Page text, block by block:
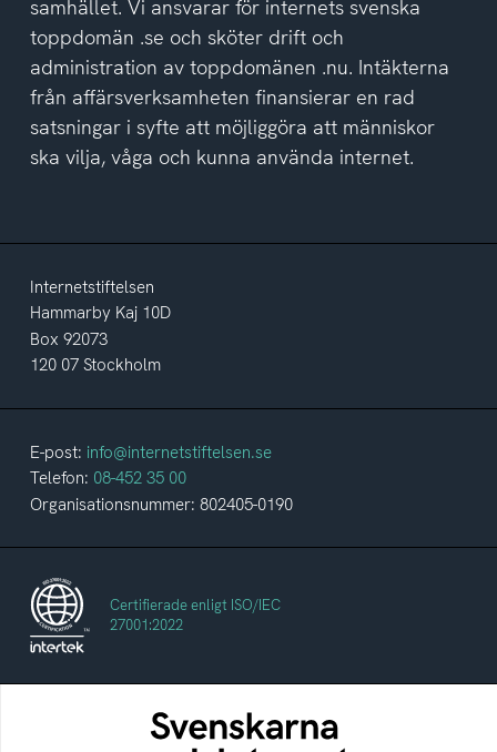
samhället. Vi ansvarar för internets svenska
toppdomän .se och sköter drift och
administration av toppdomänen .nu. Intäkterna
från affärsverksamheten finansierar en rad
satsningar i syfte att möjliggöra att människor
ska vilja, våga och kunna använda internet.
Internetstiftelsen
Hammarby Kaj 10D
Box 92073
120 07 Stockholm
E-post: info@internetstiftelsen.se
Telefon: 08-452 35 00
Organisationsnummer: 802405-0190
Certifierade enligt ISO/IEC
27001:2022
Svenskarna och internet